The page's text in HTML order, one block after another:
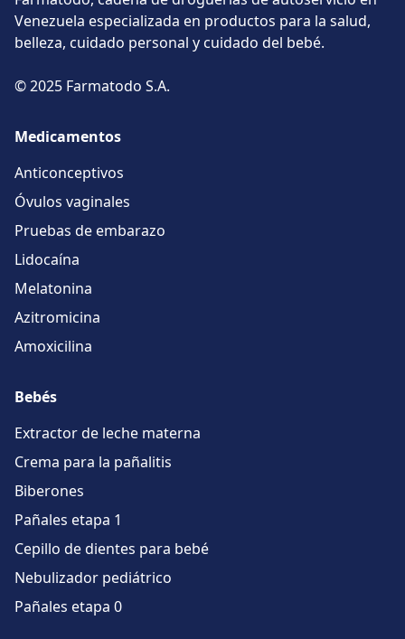
Venezuela especializada en productos para la salud,
belleza, cuidado personal y cuidado del bebé.
© 2025 Farmatodo S.A.
Medicamentos
Anticonceptivos
Óvulos vaginales
Pruebas de embarazo
Lidocaína
Melatonina
Azitromicina
Amoxicilina
Bebés
Extractor de leche materna
Crema para la pañalitis
Biberones
Pañales etapa 1
Cepillo de dientes para bebé
Nebulizador pediátrico
Pañales etapa 0